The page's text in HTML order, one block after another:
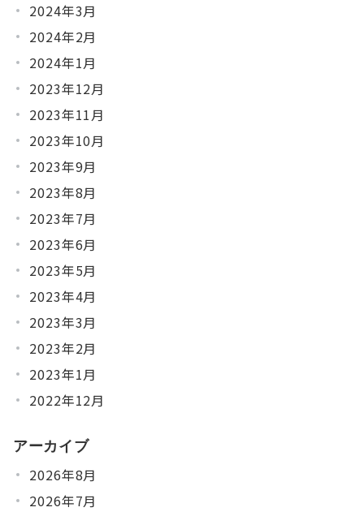
2024年3月
2024年2月
2024年1月
2023年12月
2023年11月
2023年10月
2023年9月
2023年8月
2023年7月
2023年6月
2023年5月
2023年4月
2023年3月
2023年2月
2023年1月
2022年12月
アーカイブ
2026年8月
2026年7月